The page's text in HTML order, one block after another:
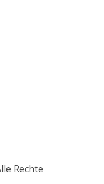
Rechte